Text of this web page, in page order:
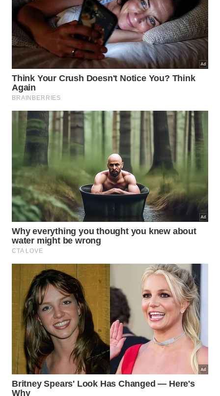
uma redução de 19%.
Os resultados foram diferentes quando as batatas
foram substituídas por arroz branco. A substituição
da ingestão total de batatas ou de batatas assadas,
cozidas ou em purê por arroz branco foi associada
a uma maior incidência de diabetes tipo 2.
Advertências importantes
Por se tratar de um estudo observacional, não é
possível comprovar que as batatas fritas causam
diabetes diretamente. Os pesquisadores
reconhecem que outros fatores não mensurados no
estudo podem ter contribuído para os resultados.
Os participantes eram, em sua maioria, profissionais
de saúde de ascendência europeia, o que significa
que as conclusões podem não ser igualmente
aplicáveis ​​a todas as populações.